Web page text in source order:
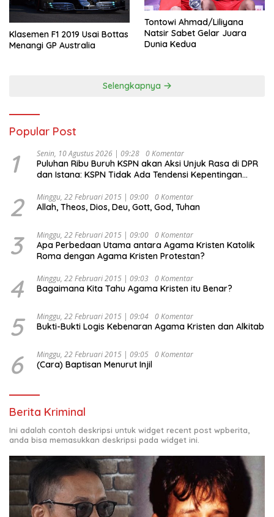
Klasemen F1 2019 Usai Bottas
Menangi GP Australia
Tontowi Ahmad/Liliyana
Natsir Sabet Gelar Juara
Dunia Kedua
Selengkapnya
Popular Post
1 Senin, 10 Agustus 2026 | 09:28 0 Komentar
Puluhan Ribu Buruh KSPN akan Aksi Unjuk Rasa di DPR
dan Istana: KSPN Tidak Ada Tendensi Kepentingan
2 Minggu, 22 Februari 2015 | 09:00 0 Komentar
Allah, Theos, Dios, Deu, Gott, God, Tuhan
3 Minggu, 22 Februari 2015 | 09:00 0 Komentar
Apa Perbedaan Utama antara Agama Kristen Katolik
Roma dengan Agama Kristen Protestan?
4 Minggu, 22 Februari 2015 | 09:03 0 Komentar
Bagaimana Kita Tahu Agama Kristen itu Benar?
5 Minggu, 22 Februari 2015 | 09:04 0 Komentar
Bukti-Bukti Logis Kebenaran Agama Kristen dan Alkitab
6 Minggu, 22 Februari 2015 | 09:05 0 Komentar
(Cara) Baptisan Menurut Injil
Berita Kriminal
Ini adalah contoh deskripsi untuk widget recent post wpberita,
anda bisa memasukkan deskripsi pada widget ini.